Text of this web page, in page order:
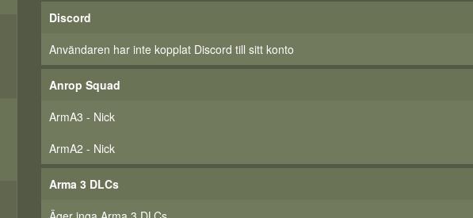
Discord
Användaren har inte kopplat Discord till sitt konto
Anrop Squad
ArmA3 - Nick
ArmA2 - Nick
Arma 3 DLCs